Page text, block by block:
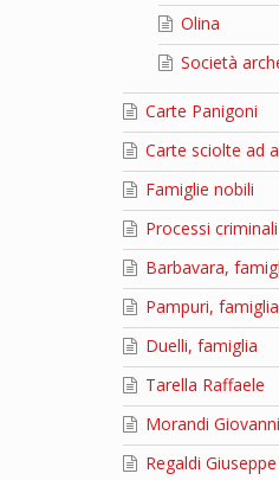
Olina
Società
Carte Panigoni
Carte sciolte ad
Famiglie nobili
Processi criminali
Barbavara,
Pampuri, famiglia
Duelli, famiglia
Tarella Raffaele
Morandi
Regaldi Giuseppe